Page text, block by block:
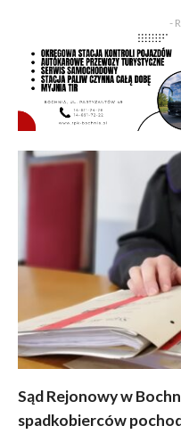
-
Sąd Rejonowy w
spadkobierców